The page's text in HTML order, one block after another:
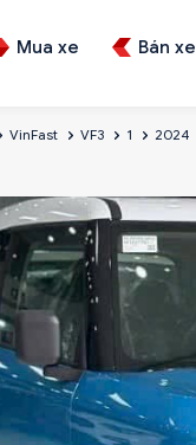
Mua xe Bán xe
VinFast VF3 1 2024